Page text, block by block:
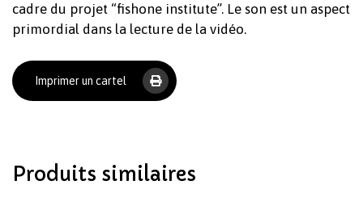
Votre panier est vide.
cadre du projet “fishone institute”. Le son est un aspect
primordial dans la lecture de la vidéo.
Imprimer un cartel
Produits similaires